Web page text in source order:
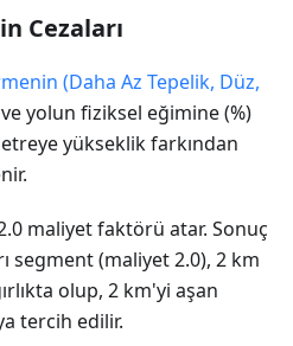
Cezaları
(Daha Az Tepelik, Düz,
ve yolun fiziksel eğimine (%)
yükseklik farkından
maliyet faktörü atar. Sonuç
segment (maliyet 2.0), 2 km
olup, 2 km'yi aşan
tercih edilir.